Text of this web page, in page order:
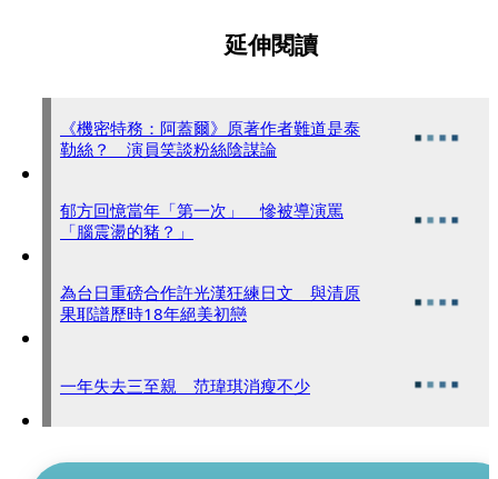
延伸閱讀
《機密特務：阿蓋爾》原著作者難道是泰
勒絲？ 演員笑談粉絲陰謀論
郁方回憶當年「第一次」 慘被導演罵
「腦震盪的豬？」
為台日重磅合作許光漢狂練日文 與清原
果耶譜歷時18年絕美初戀
一年失去三至親 范瑋琪消瘦不少